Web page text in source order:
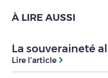
À LIRE AUSSI
La souveraineté
Lire l'article